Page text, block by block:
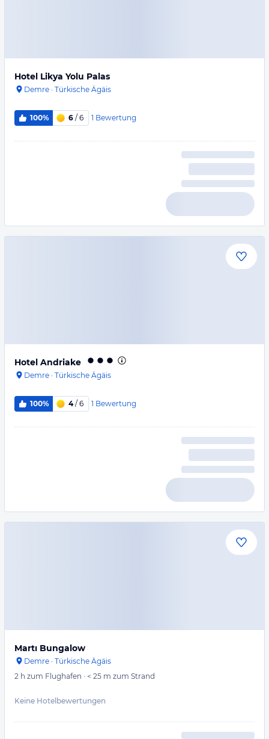
Hotel Likya Yolu Palas
Demre · Türkische Ägäis
100% 6 / 6 1 Bewertung
Hotel Andriake
Demre · Türkische Ägäis
100% 4/ 6 1 Bewertung
Martı Bungalow
Demre · Türkische Ägäis
2 h zum Flughafen · < 25 m zum Strand
Keine Hotelbewertungen